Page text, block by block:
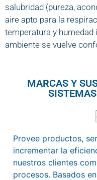
salubridad (pureza,
aire apto para la
temperatura y humedad
ambiente se vuelve
MARCAS Y
Provee productos,
incrementar la
nuestros clientes
procesos. Basados